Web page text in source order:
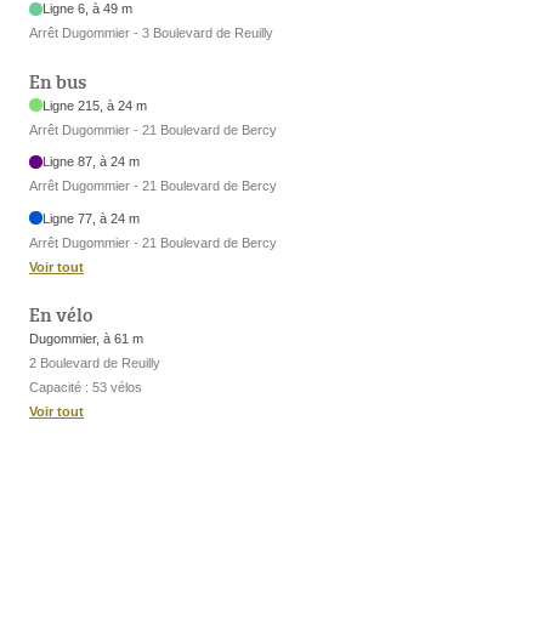
Ligne 6, à 49 m
Arrêt Dugommier - 3 Boulevard de Reuilly
En bus
Ligne 215, à 24 m
Arrêt Dugommier - 21 Boulevard de Bercy
Ligne 87, à 24 m
Arrêt Dugommier - 21 Boulevard de Bercy
Ligne 77, à 24 m
Arrêt Dugommier - 21 Boulevard de Bercy
Voir tout
En vélo
Dugommier, à 61 m
2 Boulevard de Reuilly
Capacité : 53 vélos
Voir tout